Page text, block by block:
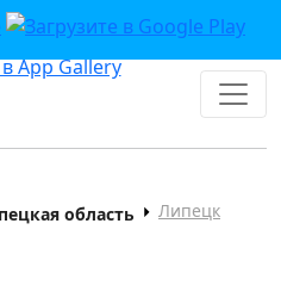
область Липецк